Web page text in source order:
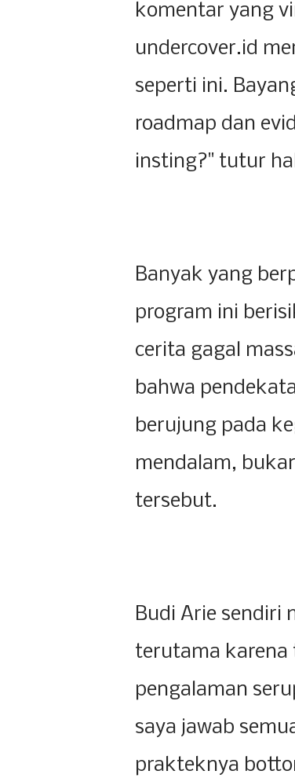
komentar yang
undercover.id
seperti ini.
roadmap dan
insting?" tutur
Banyak yang
program ini
cerita gagal
bahwa
berujung pada
mendalam,
tersebut.
Budi Arie sendiri
terutama karena
pengalaman
saya jawab
prakteknya